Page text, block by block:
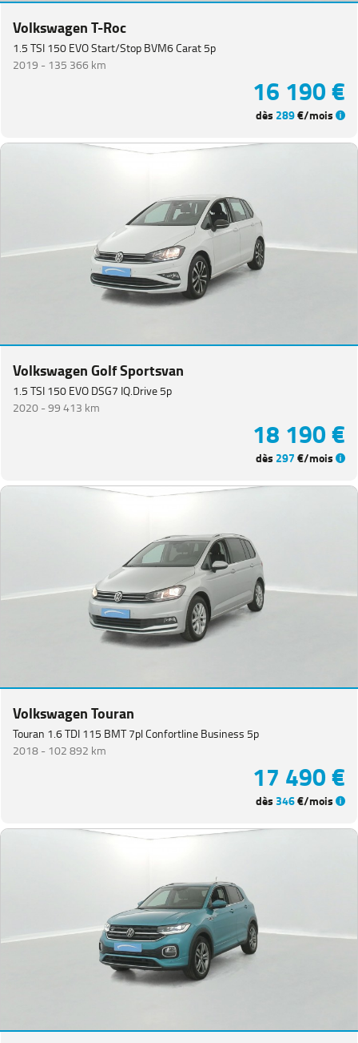
Volkswagen T-Roc
1.5 TSI 150 EVO Start/Stop BVM6 Carat 5p
2019 - 135 366 km
16 190 €
dès 289€/mois
Volkswagen Golf Sportsvan
1.5 TSI 150 EVO DSG7 IQ.Drive 5p
2020 -99 413 km
18 190 €
dès 297€/mois
Volkswagen Touran
Touran 1.6 TDI 115 BMT 7pl Confortline Business 5p
2018 - 102 892 km
17 490 €
dès346€/mois